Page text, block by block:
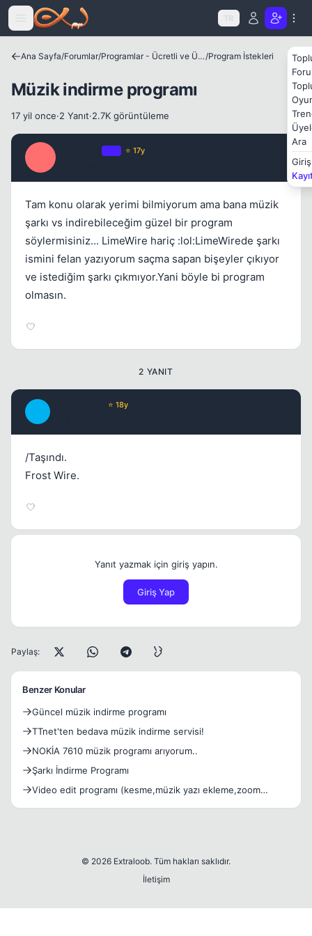
Icerige atla
TR
Ara
Giriş
Ana Sayfa/Forumlar/ Programlar - Ücretli ve Ücretsiz Yazılımlar/Program İstekleri
Müzik indirme programı
17 yil once·2 Yanıt·2.7K görüntüleme
⭐ 17y
Tam konu olarak yerimi bilmiyorum ama bana müzik
şarkı vs indirebileceğim güzel bir program
söylermisiniz... LimeWire hariç :lol:LimeWirede şarkı
ismini felan yazıyorum saçma sapan bişeyler çıkıyor
ve istediğim şarkı çıkmıyor.Yani böyle bi program
olmasın.
2 YANIT
⭐ 18y
/Taşındı.
Frost Wire.
Kapat
Yanıt yazmak için giriş yapın.
Giriş Yap
Paylaş:
Benzer Konular
Güncel müzik indirme programı
TTnet'ten bedava müzik indirme servisi!
NOKİA 7610 müzik programı arıyorum..
Şarkı İndirme Programı
Video edit programı (kesme,müzik yazı ekleme,zoom
© 2026 Extraloob. Tüm hakları saklıdır.
İletişim